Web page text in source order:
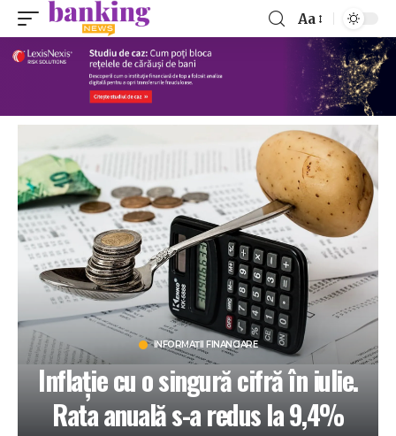
Aa
INFORMAȚII FINANCIARE
Inflaţie cu o singură cifră în iulie.
Rata anuală s-a redus la 9,4%